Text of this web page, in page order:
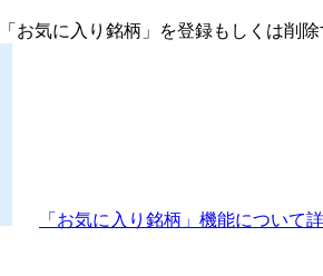
「お気に入り銘柄」を登録もしくは削除
「お気に入り銘柄」機能について